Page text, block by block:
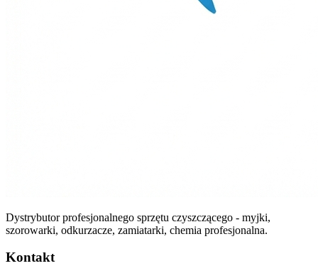
Dystrybutor profesjonalnego sprzętu czyszczącego - myjki,
szorowarki, odkurzacze, zamiatarki, chemia profesjonalna.
Kontakt